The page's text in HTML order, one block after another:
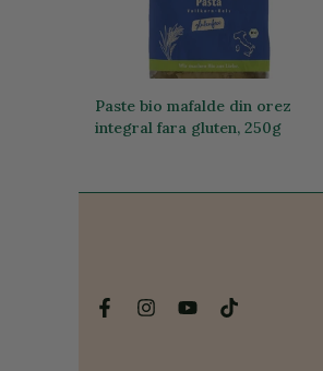
Paste bio mafalde din orez
integral fara gluten, 250g